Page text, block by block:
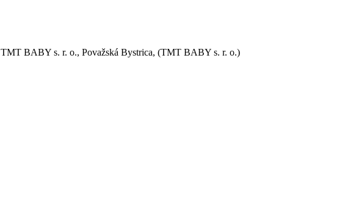
TMT BABY s. r. o., Považská Bystrica, (TMT BABY s. r. o.)